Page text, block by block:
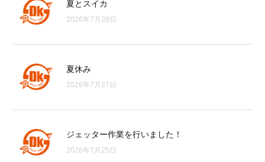
夏とスイカ
2026年7月28日
夏休み
2026年7月27日
ジェッター作業を行いました！
2026年7月25日